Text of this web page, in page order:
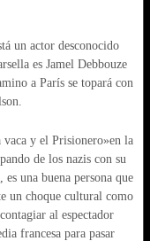
un actor desconocido
es Jamel Debbouze
a París se topará con
y el Prisionero»en la
de los nazis con su
una buena persona que
un choque cultural como
al espectador
francesa para pasar